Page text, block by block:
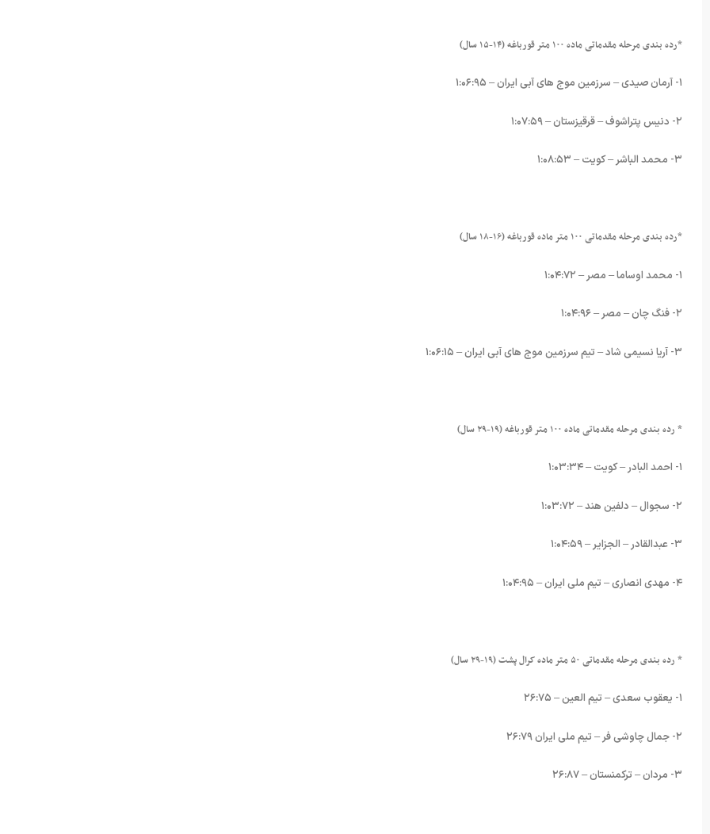
*رده بندی مرحله مقدماتی ماده ۱۰۰ متر قورباغه (۱۴-۱۵ سال)
۱- آرمان صیدی – سرزمین موج های آبی ایران – ۱:۰۶:۹۵
۲- دنیس پتراشوف – قرقیزستان – ۱:۰۷:۵۹
۳- محمد الباشر – کویت – ۱:۰۸:۵۳
*رده بندی مرحله مقدماتی ۱۰۰ متر ماده قورباغه (۱۶-۱۸ سال)
۱- محمد اوساما – مصر – ۱:۰۴:۷۲
۲- فنگ چان – مصر – ۱:۰۴:۹۶
۳- آریا نسیمی شاد – تیم سرزمین موج های آبی ایران – ۱:۰۶:۱۵
* رده بندی مرحله مقدماتی ماده ۱۰۰ متر قورباغه (۱۹-۲۹ سال)
۱- احمد البادر – کویت – ۱:۰۳:۳۴
۲- سجوال – دلفین هند – ۱:۰۳:۷۲
۳- عبدالقادر – الجزایر – ۱:۰۴:۵۹
۴- مهدی انصاری – تیم ملی ایران – ۱:۰۴:۹۵
* رده بندی مرحله مقدماتی ۵۰ متر ماده کرال پشت (۱۹-۲۹ سال)
۱- یعقوب سعدی – تیم العین – ۲۶:۷۵
۲- جمال چاوشی فر – تیم ملی ایران ۲۶:۷۹
۳- مردان – ترکمنستان – ۲۶:۸۷